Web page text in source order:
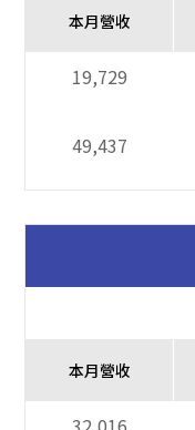
本月營收
19,729
49,437
本月營收